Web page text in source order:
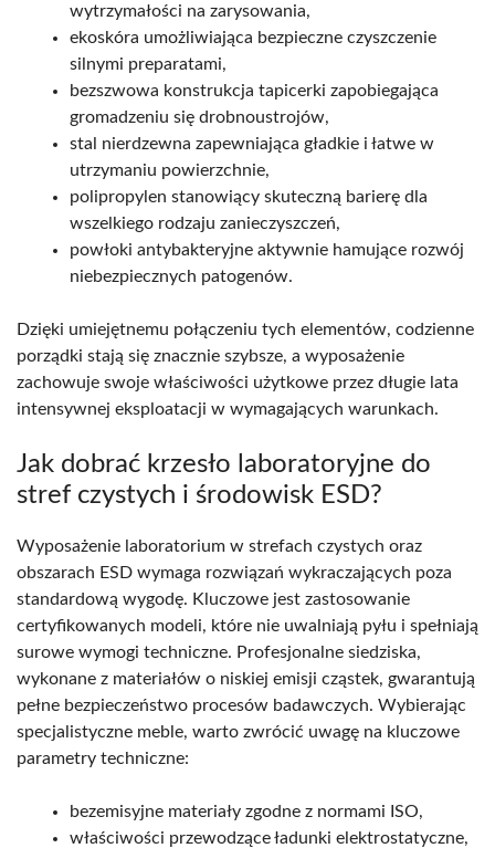
wytrzymałości na zarysowania,
ekoskóra umożliwiająca bezpieczne czyszczenie
silnymi preparatami,
bezszwowa konstrukcja tapicerki zapobiegająca
gromadzeniu się drobnoustrojów,
stal nierdzewna zapewniająca gładkie i łatwe w
utrzymaniu powierzchnie,
polipropylen stanowiący skuteczną barierę dla
wszelkiego rodzaju zanieczyszczeń,
powłoki antybakteryjne aktywnie hamujące rozwój
niebezpiecznych patogenów.
Dzięki umiejętnemu połączeniu tych elementów, codzienne
porządki stają się znacznie szybsze, a wyposażenie
zachowuje swoje właściwości użytkowe przez długie lata
intensywnej eksploatacji w wymagających warunkach.
Jak dobrać krzesło laboratoryjne do
stref czystych i środowisk ESD?
Wyposażenie laboratorium w strefach czystych oraz
obszarach ESD wymaga rozwiązań wykraczających poza
standardową wygodę. Kluczowe jest zastosowanie
certyfikowanych modeli, które nie uwalniają pyłu i spełniają
surowe wymogi techniczne. Profesjonalne siedziska,
wykonane z materiałów o niskiej emisji cząstek, gwarantują
pełne bezpieczeństwo procesów badawczych. Wybierając
specjalistyczne meble, warto zwrócić uwagę na kluczowe
parametry techniczne:
bezemisyjne materiały zgodne z normami ISO,
właściwości przewodzące ładunki elektrostatyczne,